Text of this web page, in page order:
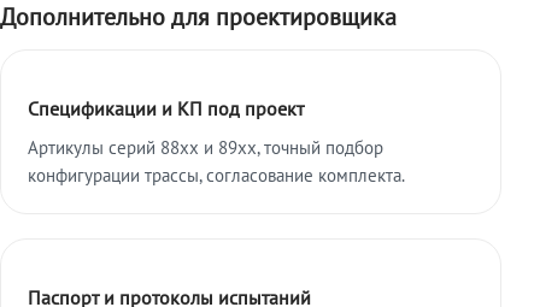
Дополнительно для проектировщика
Спецификации и КП под проект
Артикулы серий 88xx и 89xx, точный подбор
конфигурации трассы, согласование комплекта.
Паспорт и протоколы испытаний